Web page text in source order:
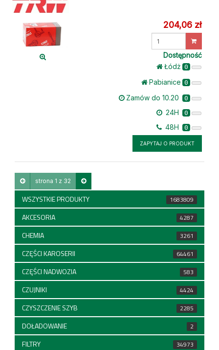
204,06 zł
Dostępność
Łódż 0
Pabianice 0
Zamów do 10.20 0
24H 0
48H 0
ZAPYTAJ O PRODUKT
strona 1 z 32
WSZYSTKIE PRODUKTY 1683809
AKCESORIA 4287
CHEMIA 3261
CZĘŚCI KAROSERII 64461
CZĘŚCI NADWOZIA 583
CZUJNIKI 4424
CZYSZCZENIE SZYB 2285
DOŁADOWANIE 2
FILTRY 34973